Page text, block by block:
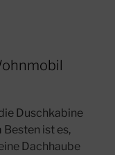
Duschkabine
ist es,
Dachhaube